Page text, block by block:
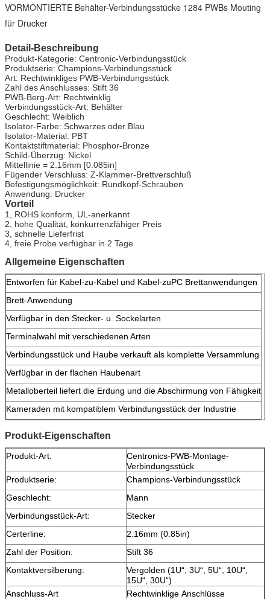
VORMONTIERTE Behälter-Verbindungsstücke 1284 PWBs Mouting
für Drucker
Detail-Beschreibung
Produkt-Kategorie: Centronic-Verbindungsstück
Produktserie: Champions-Verbindungsstück
Art: Rechtwinkliges PWB-Verbindungsstück
Zahl des Anschlusses: Stift 36
PWB-Berg-Art: Rechtwinklig
Verbindungsstück-Art: Behälter
Geschlecht: Weiblich
Isolator-Farbe: Schwarzes oder Blau
Isolator-Material: PBT
Kontaktstiftmaterial: Phosphor-Bronze
Schild-Überzug: Nickel
Mittellinie = 2.16mm [0.085in]
Fügender Verschluss: Z-Klammer-Brettverschluß
Befestigungsmöglichkeit: Rundkopf-Schrauben
Anwendung: Drucker
Vorteil
1, ROHS konform, UL-anerkannt
2, hohe Qualität, konkurrenzfähiger Preis
3, schnelle Lieferfrist
4, freie Probe verfügbar in 2 Tage
Allgemeine Eigenschaften
Entworfen für Kabel-zu-Kabel und Kabel-zuPC Brettanwendungen
Brett-Anwendung
Verfügbar in den Stecker- u. Sockelarten
Terminalwahl mit verschiedenen Arten
Verbindungsstück und Haube verkauft als komplette Versammlung
Verfügbar in der flachen Haubenart
Metalloberteil liefert die Erdung und die Abschirmung von Fähigkeit
Kameraden mit kompatiblem Verbindungsstück der Industrie
Produkt-Eigenschaften
Produkt-Art:
Centronics-PWB-Montage-
Verbindungsstück
Produktserie:
Champions-Verbindungsstück
Geschlecht:
Mann
Verbindungsstück-Art:
Stecker
Certerline:
2.16mm (0.85in)
Zahl der Position:
Stift 36
Kontaktversilberung:
Vergolden (1U“, 3U“, 5U“, 10U“,
15U“, 30U“)
Anschluss-Art
Rechtwinklige Anschlüsse